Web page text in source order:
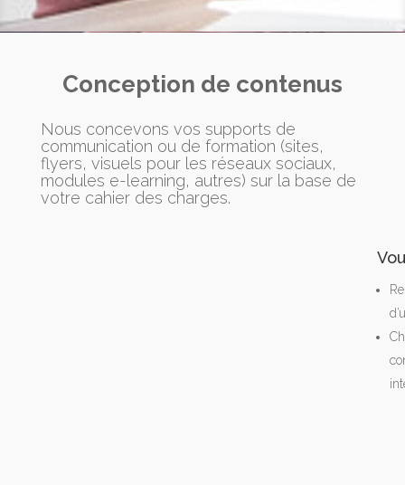
Conception de contenus
Nous concevons vos supports de
communication ou de formation (sites,
flyers, visuels pour les réseaux sociaux,
modules e-learning, autres) sur la base de
votre cahier des charges.